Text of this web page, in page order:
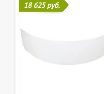
18 625 руб.